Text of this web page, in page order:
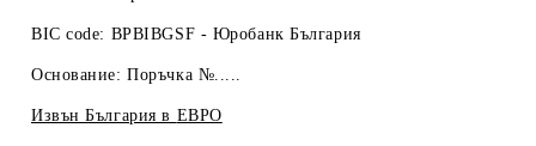
BIC code: BPBIBGSF - Юробанк България
Основание: Поръчка №.....
Извън България в ЕВРО